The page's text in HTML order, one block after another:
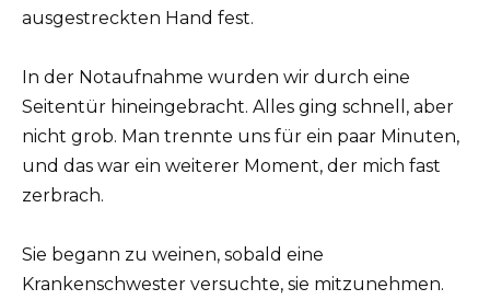
ausgestreckten Hand fest.
In der Notaufnahme wurden wir durch eine
Seitentür hineingebracht. Alles ging schnell, aber
nicht grob. Man trennte uns für ein paar Minuten,
und das war ein weiterer Moment, der mich fast
zerbrach.
Sie begann zu weinen, sobald eine
Krankenschwester versuchte, sie mitzunehmen.